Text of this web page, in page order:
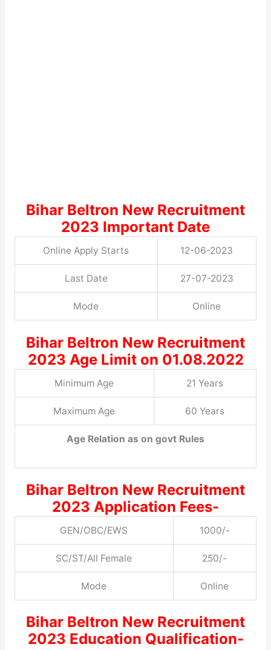
Bihar Beltron New Recruitment
2023 Important Date
Online Apply Starts 12-06-2023
Last Date 27-07-2023
Mode Online
Bihar Beltron New Recruitment
2023 Age Limit on 01.08.2022
Minimum Age 21 Years
Maximum Age 60 Years
Age Relation as on govt Rules
Bihar Beltron New Recruitment
2023 Application Fees-
GEN/OBC/EWS 1000/-
SC/ST/All Female 250/-
Mode Online
Bihar Beltron New Recruitment
2023 Education Qualification-